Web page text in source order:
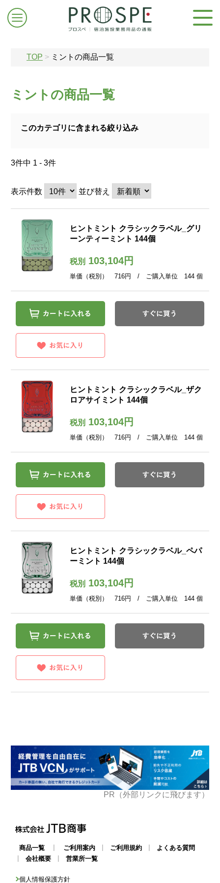
TOP > ミントの商品一覧
ミントの商品一覧
このカテゴリに含まれる絞り込み
3件中 1 - 3件
表示件数 並び替え
ヒントミント クラシックラベル_グリ
ーンティーミント 144個
税別103,104円
単価（税別） 716円 / ご購入単位 144 個
ヒントミント クラシックラベル_ザク
ロアサイミント 144個
税別103,104円
単価（税別） 716円 / ご購入単位 144 個
ヒントミント クラシックラベル_ペパ
ーミント 144個
税別103,104円
単価（税別） 716円 / ご購入単位 144 個
PR（外部リンクに飛びます）
商品一覧 ご利用案内 ご利用規約
よくある質問
会社概要 営業所一覧
個人情報保護方針